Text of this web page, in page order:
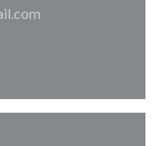
((otevře se v